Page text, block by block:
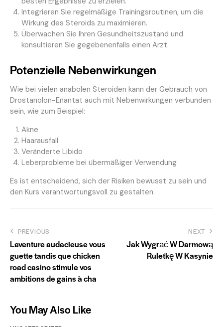
Integrieren Sie regelmäßige Trainingsroutinen, um die
Wirkung des Steroids zu maximieren.
Überwachen Sie Ihren Gesundheitszustand und
konsultieren Sie gegebenenfalls einen Arzt.
Potenzielle Nebenwirkungen
Wie bei vielen anabolen Steroiden kann der Gebrauch von
Drostanolon-Enantat auch mit Nebenwirkungen verbunden
sein, wie zum Beispiel:
Akne
Haarausfall
Veränderte Libido
Leberprobleme bei übermäßiger Verwendung
Es ist entscheidend, sich der Risiken bewusst zu sein und
den Kurs verantwortungsvoll zu gestalten.
Post
navigation
PREVIOUS
Laventure audacieuse vous
guette tandis que chicken
road casino stimule vos
ambitions de gains à cha
NEXT
Jak Wygrać W Darmową
Ruletkę W Kasynie
You May Also Like